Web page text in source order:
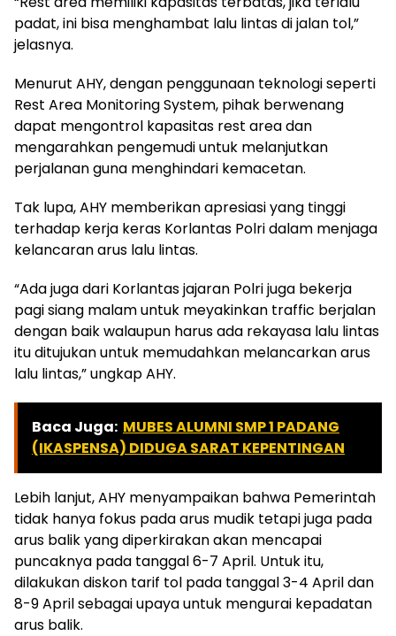
padat, ini bisa menghambat lalu lintas di jalan tol,”
jelasnya.
Menurut AHY, dengan penggunaan teknologi seperti
Rest Area Monitoring System, pihak berwenang
dapat mengontrol kapasitas rest area dan
mengarahkan pengemudi untuk melanjutkan
perjalanan guna menghindari kemacetan.
Tak lupa, AHY memberikan apresiasi yang tinggi
terhadap kerja keras Korlantas Polri dalam menjaga
kelancaran arus lalu lintas.
“Ada juga dari Korlantas jajaran Polri juga bekerja
pagi siang malam untuk meyakinkan traffic berjalan
dengan baik walaupun harus ada rekayasa lalu lintas
itu ditujukan untuk memudahkan melancarkan arus
lalu lintas,” ungkap AHY.
Baca Juga: MUBES ALUMNI SMP 1 PADANG
(IKASPENSA) DIDUGA SARAT KEPENTINGAN
Lebih lanjut, AHY menyampaikan bahwa Pemerintah
tidak hanya fokus pada arus mudik tetapi juga pada
arus balik yang diperkirakan akan mencapai
puncaknya pada tanggal 6-7 April. Untuk itu,
dilakukan diskon tarif tol pada tanggal 3-4 April dan
8-9 April sebagai upaya untuk mengurai kepadatan
arus balik.